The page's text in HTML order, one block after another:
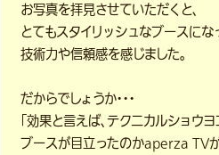
お写真を拝見させていただくと、
とてもスタイリッシュなブースにな
技術力や信頼感を感じました。
だからでしょうか・・・
「効果と言えば、テクニカルショウ
ブースが目立ったのかaperza TV